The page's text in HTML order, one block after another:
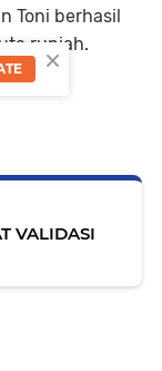
Toni berhasil
rupiah.
VALIDASI
×